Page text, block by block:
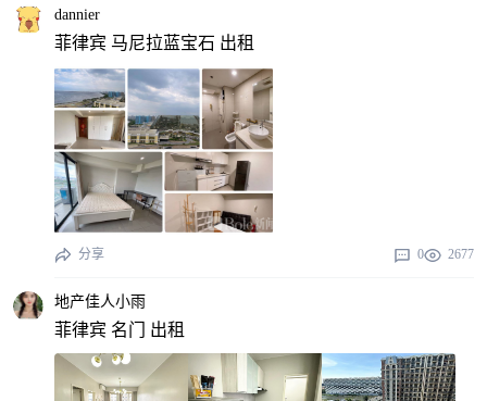
dannier
菲律宾 马尼拉蓝宝石 出租
分享 0 2677
地产佳人小雨
菲律宾 名门 出租